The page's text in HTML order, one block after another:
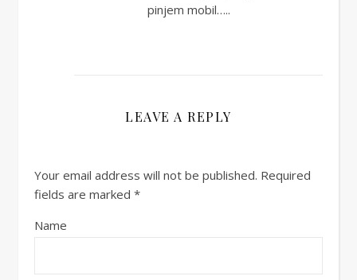
pinjem mobil…..
LEAVE A REPLY
Your email address will not be published. Required
fields are marked *
Name